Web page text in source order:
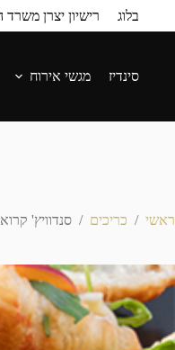
בלוג רישיון יצרן משרד
סינדיז מגשי אירוח
ראשי / כריכים / סנדוויץ'